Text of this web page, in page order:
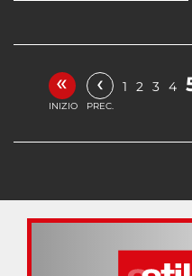
«
INIZIO
‹
PREC.
1 2 3 4